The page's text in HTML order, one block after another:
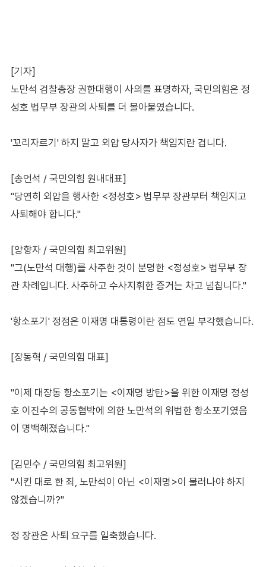
[기자]
노만석 검찰총장 권한대행이 사의를 표명하자, 국민의힘은 정
성호 법무부 장관의 사퇴를 더 몰아붙였습니다.
'꼬리자르기' 하지 말고 외압 당사자가 책임지란 겁니다.
[송언석 / 국민의힘 원내대표]
"당연히 외압을 행사한 <정성호> 법무부 장관부터 책임지고
사퇴해야 합니다."
[양향자 / 국민의힘 최고위원]
"그(노만석 대행)를 사주한 것이 분명한 <정성호> 법무부 장
관 차례입니다. 사주하고 수사지휘한 증거는 차고 넘칩니다."
'항소포기' 정점은 이재명 대통령이란 점도 연일 부각했습니다.
[장동혁 / 국민의힘 대표]
"이제 대장동 항소포기는 <이재명 방탄>을 위한 이재명 정성
호 이진수의 공동협박에 의한 노만석의 위법한 항소포기였음
이 명백해졌습니다."
[김민수 / 국민의힘 최고위원]
"시킨 대로 한 죄, 노만석이 아닌 <이재명>이 물러나야 하지
않겠습니까?"
정 장관은 사퇴 요구를 일축했습니다.